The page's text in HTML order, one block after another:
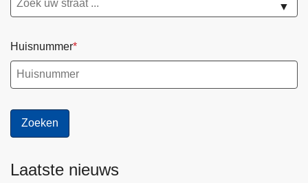
▼
Huisnummer
Laatste nieuws